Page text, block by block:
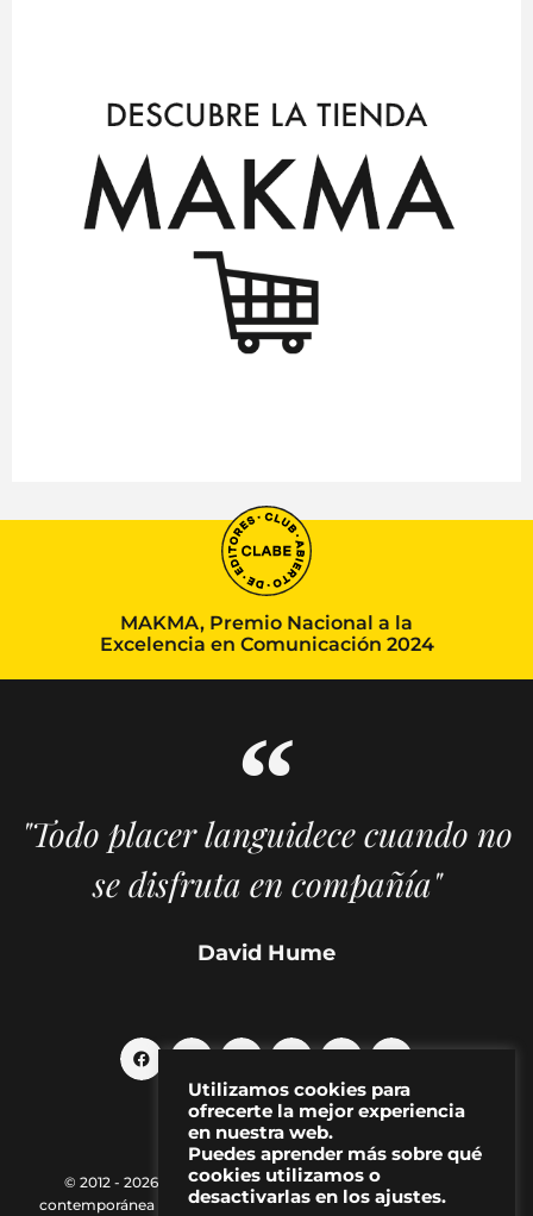
MAKMA, Premio Nacional a la
Excelencia en Comunicación 2024
"Todo placer languidece cuando no
se disfruta en compañía"
David Hume
© 2012 - 2026 MAKMA | Revista de artes visuales y cultura
contemporánea |
Política de Privacidad| Aviso Legal|Contacto
Utilizamos cookies para
ofrecerte la mejor experiencia
en nuestra web.
Puedes aprender más sobre qué
cookies utilizamos o
desactivarlas en los ajustes.